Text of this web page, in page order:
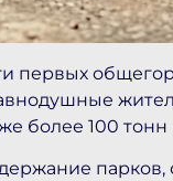
первых
более 100 тонн
парков,